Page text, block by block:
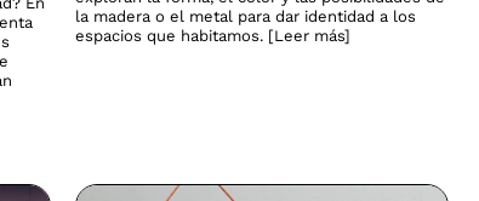
la madera o el metal para dar identidad a los
espacios que habitamos. [Leer más]